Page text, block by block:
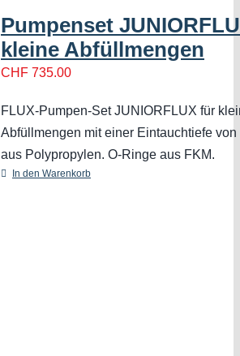
Pumpenset
kleine Abfüllmengen
CHF 735.00
FLUX-Pumpen-Set JUNIORFLUX für
Abfüllmengen mit einer Eintauchtiefe von
aus Polypropylen. O-Ringe aus FKM.
In den Warenkorb